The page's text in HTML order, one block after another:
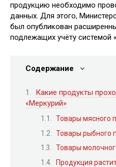
продукцию необходимо
данных. Для этого,
был опубликован
подлежащих учёту системой
Содержание
Какие продукты
«Меркурий»
Товары мясного
Товары рыбного
Товары
Продукция